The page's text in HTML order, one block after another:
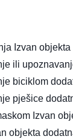
Izvan objekta
ili
biciklom
pješice
Izvan
objekta